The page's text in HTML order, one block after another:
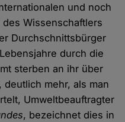
und noch
Wissenschaftlers
Durchschnittsbürger
durch die
sterben an ihr über
mehr, als man
Umweltbeauftragter
, bezeichnet dies in